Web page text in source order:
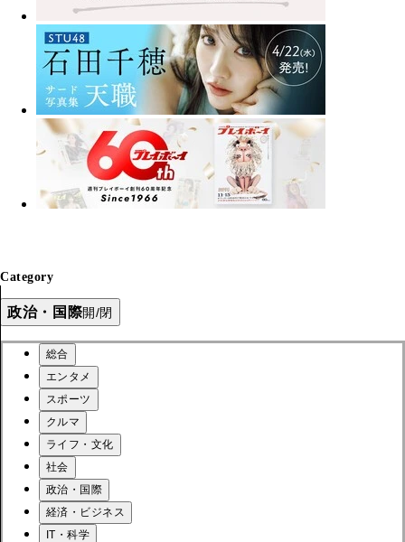
Category
政治・国際開/閉
総合
エンタメ
スポーツ
クルマ
ライフ・文化
社会
政治・国際
経済・ビジネス
IT・科学